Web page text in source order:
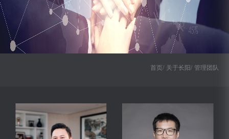
首页/ 关于长阳/ 管理团队